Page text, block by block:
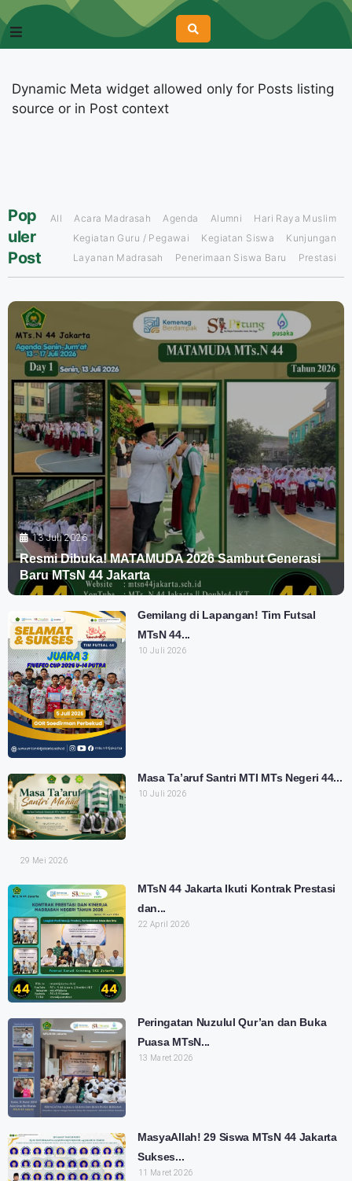
Dynamic Meta widget allowed only for Posts listing
source or in Post context
Pop
uler
Post
All Acara Madrasah Agenda Alumni
Hari Raya Muslim
Kegiatan Guru / Pegawai
Kegiatan Siswa
Kunjungan
Layanan Madrasah
Penerimaan Siswa Baru Prestasi
13 Juli 2026
Resmi Dibuka! MATAMUDA 2026 Sambut Generasi
Baru MTsN 44 Jakarta
Gemilang di Lapangan! Tim Futsal
MTsN 44...
10 Juli 2026
Masa Ta’aruf Santri MTI MTs Negeri 44...
10 Juli 2026
29 Mei 2026
MTsN 44 Jakarta Ikuti Kontrak Prestasi
dan...
22 April 2026
Peringatan Nuzulul Qur’an dan Buka
Puasa MTsN...
13 Maret 2026
MasyaAllah! 29 Siswa MTsN 44 Jakarta
Sukses...
11 Maret 2026